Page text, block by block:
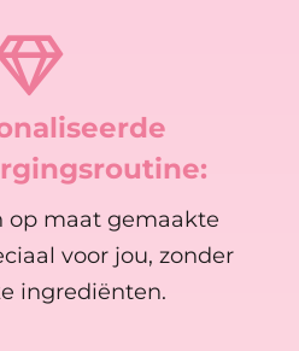
op maat gemaakte
voor jou, zonder
ingrediënten.